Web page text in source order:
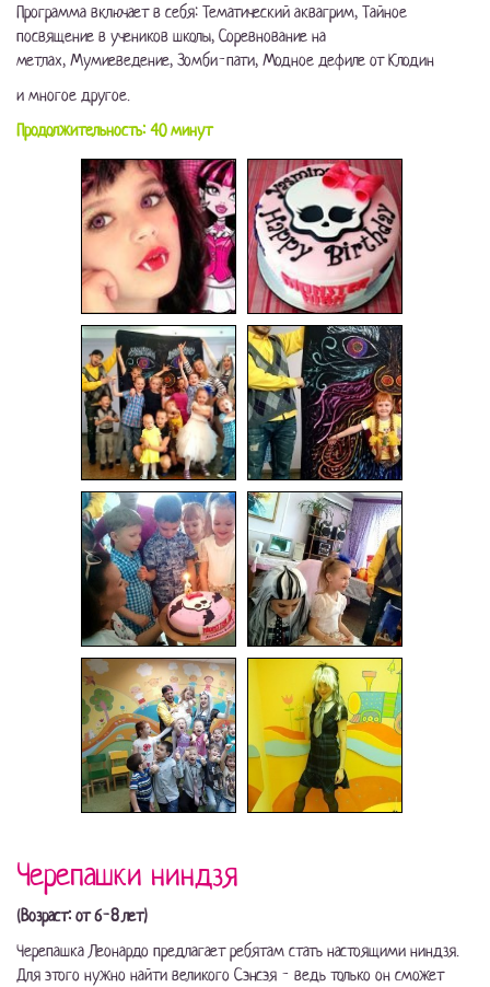
Программа включает в себя: Тематический аквагрим, Тайное
посвящение в учеников школы, Соревнование на
метлах, Мумиеведение, Зомби-пати, Модное дефиле от Клодин
и многое другое.
Продолжительность: 40 минут
Черепашки ниндзя
(Возраст: от 6-8 лет)
Черепашка Леонардо предлагает ребятам стать настоящими ниндзя.
Для этого нужно найти великого Сэнсэя - ведь только он сможет